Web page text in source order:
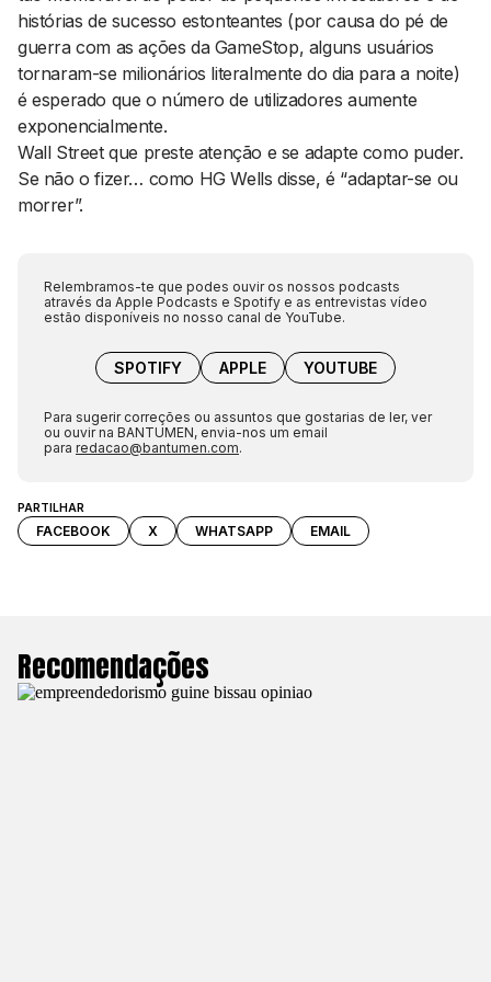
PARTILHAR
FACEBOOK X WHATSAPP EMAIL
histórias de sucesso estonteantes (por causa do pé de
guerra com as ações da GameStop, alguns usuários
tornaram-se milionários literalmente do dia para a noite)
é esperado que o número de utilizadores aumente
exponencialmente.
Wall Street que preste atenção e se adapte como puder.
Se não o fizer… como HG Wells disse, é “adaptar-se ou
morrer”.
Relembramos-te que podes ouvir os nossos podcasts
através da Apple Podcasts e Spotify e as entrevistas vídeo
estão disponíveis no nosso canal de YouTube.
SPOTIFY APPLE YOUTUBE
Para sugerir correções ou assuntos que gostarias de ler, ver
ou ouvir na BANTUMEN, envia-nos um email
para redacao@bantumen.com.
Recomendações